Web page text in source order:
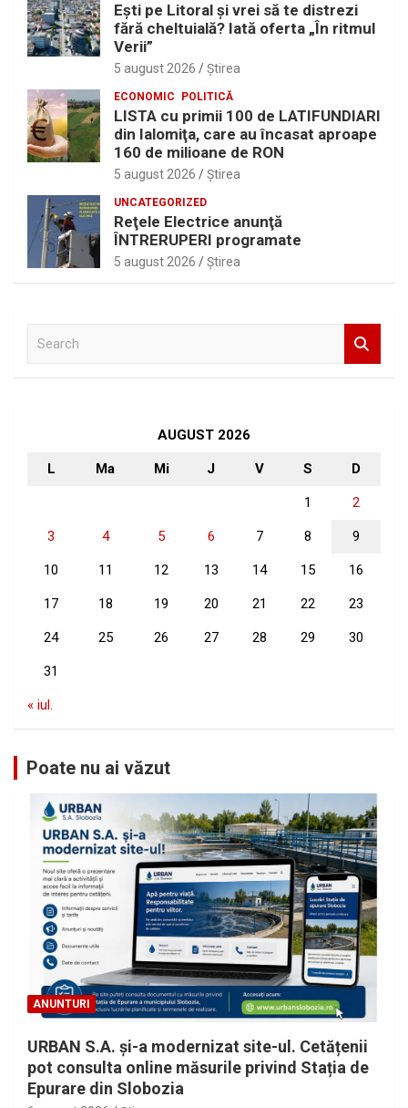
Eşti pe Litoral şi vrei să te distrezi
fără cheltuială? Iată oferta „În ritmul
Verii”
5 august 2026 Ştirea
ECONOMIC POLITICĂ
LISTA cu primii 100 de LATIFUNDIARI
din Ialomiţa, care au încasat aproape
160 de milioane de RON
5 august 2026 Ştirea
UNCATEGORIZED
Reţele Electrice anunţă
ÎNTRERUPERI programate
5 august 2026 Ştirea
AUGUST 2026
L Ma Mi J V S D
1 2
3 4 5 6 7 8 9
10 11 12 13 14 15 16
17 18 19 20 21 22 23
24 25 26 27 28 29 30
31
« iul.
Poate nu ai văzut
ANUNTURI
URBAN S.A. și-a modernizat site-ul. Cetățenii
pot consulta online măsurile privind Stația de
Epurare din Slobozia